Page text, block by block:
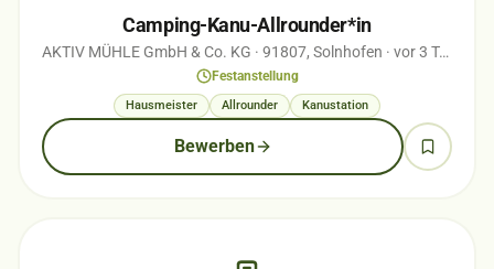
Camping-Kanu-Allrounder*in
AKTIV MÜHLE GmbH & Co. KG · 91807, Solnhofen · vor 3 Tagen
Festanstellung
Hausmeister Allrounder Kanustation
Bewerben